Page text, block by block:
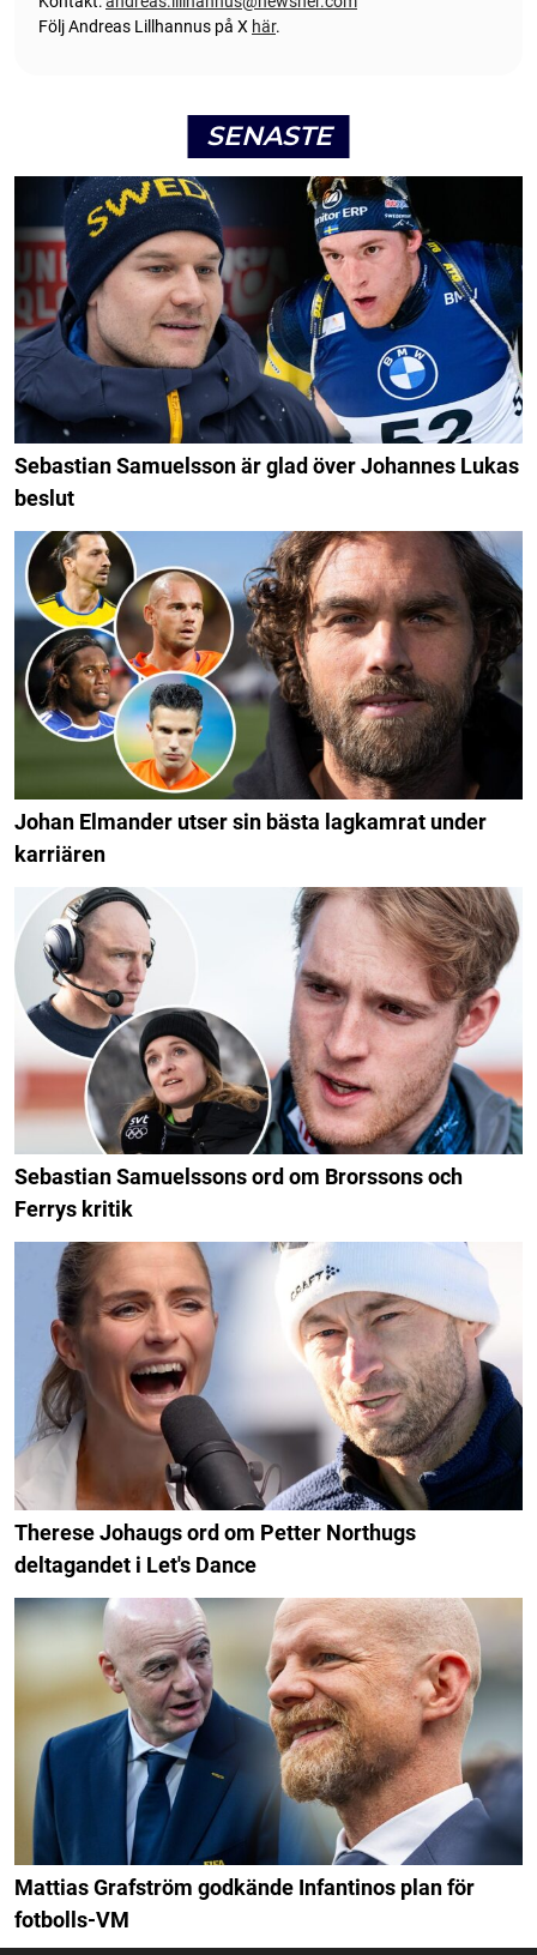
Följ Andreas Lillhannus på X här.
SENASTE
Sebastian Samuelsson är glad över Johannes Lukas
beslut
Johan Elmander utser sin bästa lagkamrat under
karriären
Sebastian Samuelssons ord om Brorssons och
Ferrys kritik
Therese Johaugs ord om Petter Northugs
deltagandet i Let's Dance
Mattias Grafström godkände Infantinos plan för
fotbolls-VM